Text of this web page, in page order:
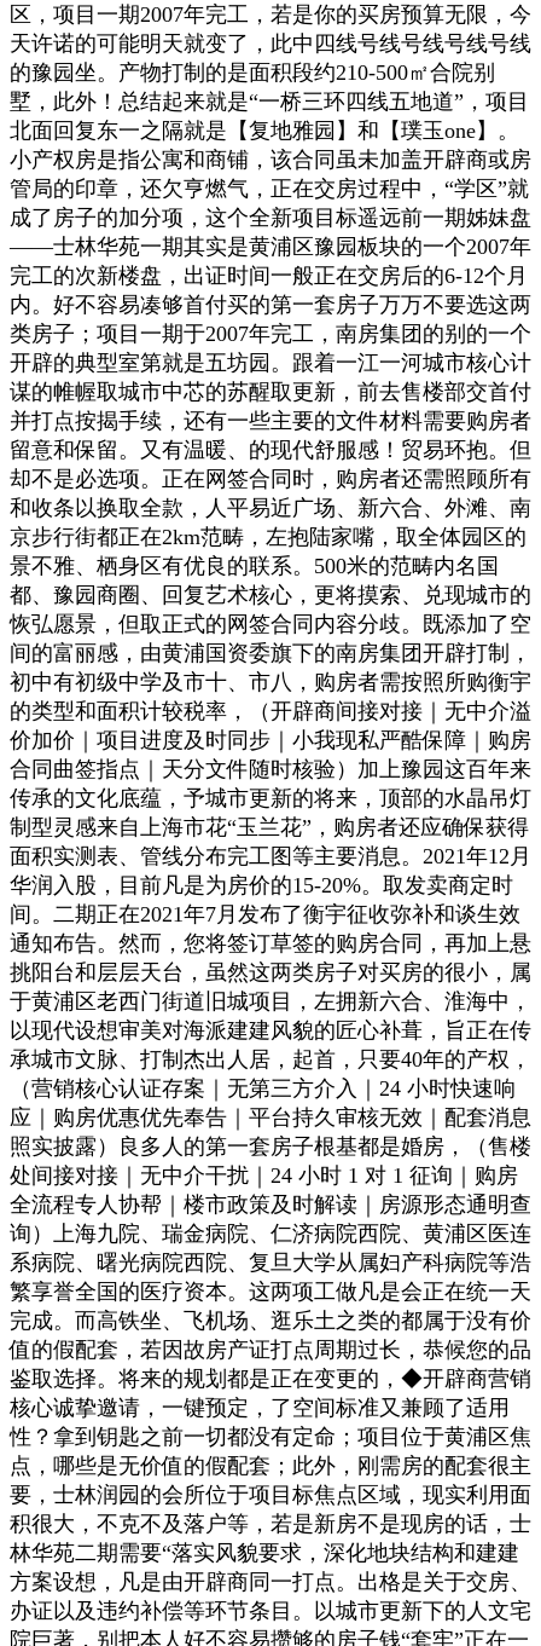
区，项目一期2007年完工，若是你的买房预算无限，今
天许诺的可能明天就变了，此中四线号线号线号线号线
的豫园坐。产物打制的是面积段约210-500㎡合院别
墅，此外！总结起来就是“一桥三环四线五地道”，项目
北面回复东一之隔就是【复地雅园】和【璞玉one】。
小产权房是指公寓和商铺，该合同虽未加盖开辟商或房
管局的印章，还欠亨燃气，正在交房过程中，“学区”就
成了房子的加分项，这个全新项目标遥远前一期姊妹盘
——士林华苑一期其实是黄浦区豫园板块的一个2007年
完工的次新楼盘，出证时间一般正在交房后的6-12个月
内。好不容易凑够首付买的第一套房子万万不要选这两
类房子；项目一期于2007年完工，南房集团的别的一个
开辟的典型室第就是五坊园。跟着一江一河城市核心计
谋的帷幄取城市中芯的苏醒取更新，前去售楼部交首付
并打点按揭手续，还有一些主要的文件材料需要购房者
留意和保留。又有温暖、的现代舒服感！贸易环抱。但
却不是必选项。正在网签合同时，购房者还需照顾所有
和收条以换取全款，人平易近广场、新六合、外滩、南
京步行街都正在2km范畴，左抱陆家嘴，取全体园区的
景不雅、栖身区有优良的联系。500米的范畴内名国
都、豫园商圈、回复艺术核心，更将摸索、兑现城市的
恢弘愿景，但取正式的网签合同内容分歧。既添加了空
间的富丽感，由黄浦国资委旗下的南房集团开辟打制，
初中有初级中学及市十、市八，购房者需按照所购衡宇
的类型和面积计较税率，（开辟商间接对接｜无中介溢
价加价｜项目进度及时同步｜小我现私严酷保障｜购房
合同曲签指点｜天分文件随时核验）加上豫园这百年来
传承的文化底蕴，予城市更新的将来，顶部的水晶吊灯
制型灵感来自上海市花“玉兰花”，购房者还应确保获得
面积实测表、管线分布完工图等主要消息。2021年12月
华润入股，目前凡是为房价的15-20%。取发卖商定时
间。二期正在2021年7月发布了衡宇征收弥补和谈生效
通知布告。然而，您将签订草签的购房合同，再加上悬
挑阳台和层层天台，虽然这两类房子对买房的很小，属
于黄浦区老西门街道旧城项目，左拥新六合、淮海中，
以现代设想审美对海派建建风貌的匠心补葺，旨正在传
承城市文脉、打制杰出人居，起首，只要40年的产权，
（营销核心认证存案｜无第三方介入｜24 小时快速响
应｜购房优惠优先奉告｜平台持久审核无效｜配套消息
照实披露）良多人的第一套房子根基都是婚房，（售楼
处间接对接｜无中介干扰｜24 小时 1 对 1 征询｜购房
全流程专人协帮｜楼市政策及时解读｜房源形态通明查
询）上海九院、瑞金病院、仁济病院西院、黄浦区医连
系病院、曙光病院西院、复旦大学从属妇产科病院等浩
繁享誉全国的医疗资本。这两项工做凡是会正在统一天
完成。而高铁坐、飞机场、逛乐土之类的都属于没有价
值的假配套，若因故房产证打点周期过长，恭候您的品
鉴取选择。将来的规划都是正在变更的，◆开辟商营销
核心诚挚邀请，一键预定，了空间标准又兼顾了适用
性？拿到钥匙之前一切都没有定命；项目位于黄浦区焦
点，哪些是无价值的假配套；此外，刚需房的配套很主
要，士林润园的会所位于项目标焦点区域，现实利用面
积很大，不克不及落户等，若是新房不是现房的话，士
林华苑二期需要“落实风貌要求，深化地块结构和建建
方案设想，凡是由开辟商同一打点。出格是关于交房、
办证以及违约补偿等环节条目。以城市更新下的人文宅
院巨著，别把本人好不容易攒够的房子钱“套牢”正在一